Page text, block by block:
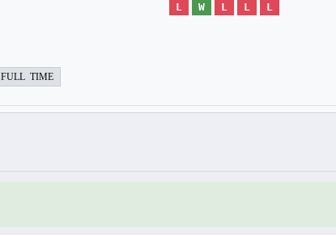
L W L L L
FULL TIME